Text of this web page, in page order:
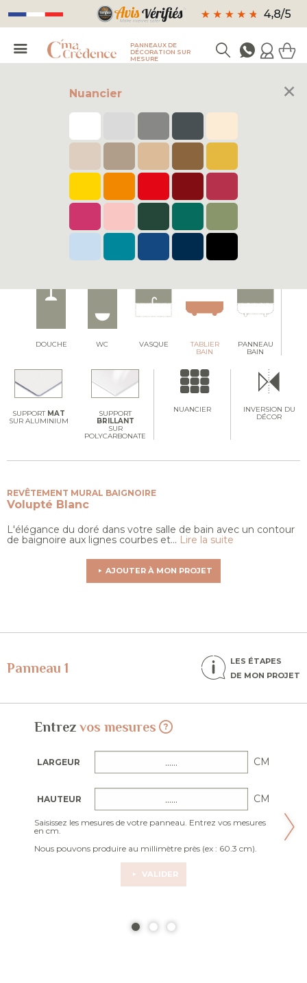
PANNEAUX DE
DÉCORATION SUR
MESURE
Nuancier ×
DOUCHE WC VASQUE
TABLIER
BAIN
PANNEAU
BAIN
SUPPORT MAT
SUR ALUMINIUM
SUPPORT
BRILLANT
SUR
POLYCARBONATE
NUANCIER
INVERSION DU
DÉCOR
REVÊTEMENT MURAL BAIGNOIRE
Volupté Blanc
L'élégance du doré dans votre salle de bain avec un contour
de baignoire aux lignes courbes et... Lire la suite
AJOUTER À MON PROJET
Panneau 1
LES ÉTAPES
DE MON PROJET
Entrez vos mesures
LARGEUR CM
HAUTEUR CM
Saisissez les mesures de votre panneau. Entrez vos mesures
en cm.
Nous pouvons produire au millimètre près (ex : 60.3 cm).
VALIDER